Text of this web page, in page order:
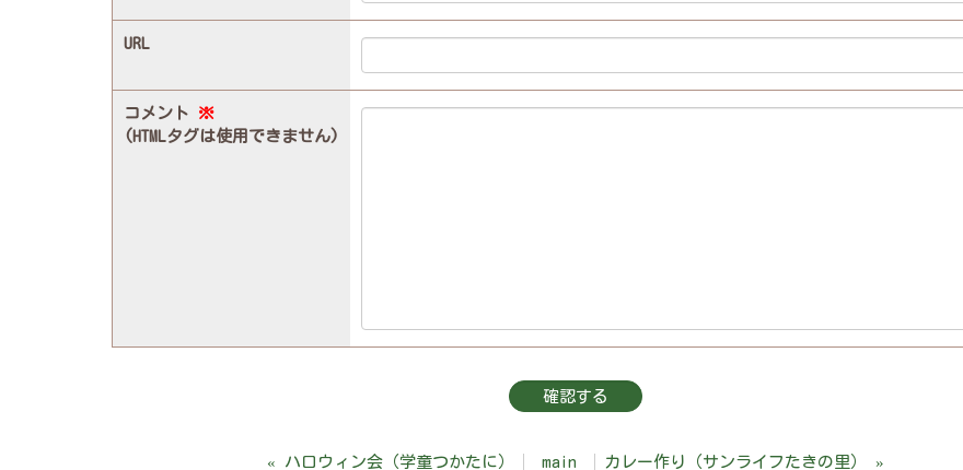
URL
コメント ※
(HTMLタグは使用できません)
« ハロウィン会（学童つかたに） main カレー作り（サンライフたきの里） »